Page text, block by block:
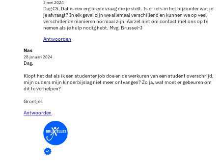
3 mei 2024
Dag CS, Dat is een erg brede vraag die je stelt. Is er iets in het bijzonder wat je
je afvraagt? In elk geval zijn we allemaal verschillend en kunnen we op veel
verschillende manieren normaal zijn. Aarzel niet om contact met ons op te
nemen als je hulp nodig hebt. Mvg, Brussel-J
Antwoorden
Nas
28 januari 2024
Dag,
Klopt het dat als ik een studentenjob doe en de werkuren van een student overschrijd,
mijn ouders mijn kinderbijslag niet meer ontvangen? Zo ja, wat moet er gebeuren om
dit te verhelpen?
Groetjes
Antwoorden